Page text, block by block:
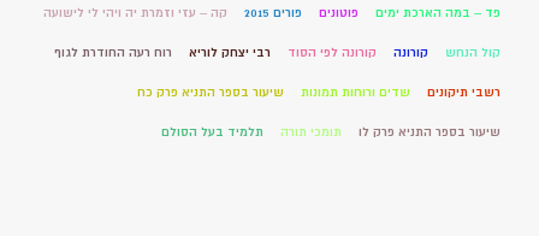
פד – במה הארכת ימים פוטונים פורים 2015 קה – עזי וזמרת יה ויהי לי לישועה
קול הנחש קורונה קורונה לפי הסוד רבי יצחק לוריא רוח רעה החודרת לגוף
רשבי תיקונים שדים ורוחות תמונות שיעור בספר התניא פרק כח
שיעור בספר התניא פרק לו תומכי תורה תלמיד בעל הסולם